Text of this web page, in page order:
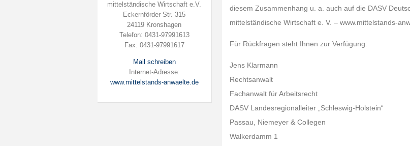
mittelständische Wirtschaft e.V.
Eckernförder Str. 315
24119 Kronshagen
Telefon: 0431-97991613
Fax: 0431-97991617
Mail schreiben
Internet-Adresse:
www.mittelstands-anwaelte.de
diesem Zusammenhang u. a. auch auf die DASV
mittelständische Wirtschaft e. V. – www.mittelstands-
Für Rückfragen steht Ihnen zur Verfügung:
Jens Klarmann
Rechtsanwalt
Fachanwalt für Arbeitsrecht
DASV Landesregionalleiter „Schleswig-Holstein“
Passau, Niemeyer & Collegen
Walkerdamm 1